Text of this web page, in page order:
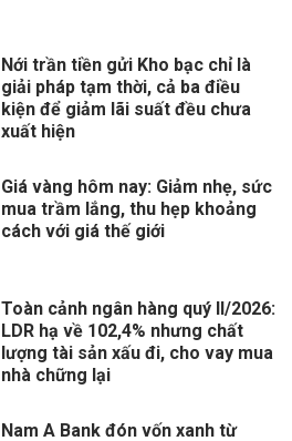
Nới trần tiền gửi Kho bạc chỉ là
giải pháp tạm thời, cả ba điều
kiện để giảm lãi suất đều chưa
xuất hiện
Giá vàng hôm nay: Giảm nhẹ, sức
mua trầm lắng, thu hẹp khoảng
cách với giá thế giới
Toàn cảnh ngân hàng quý II/2026:
LDR hạ về 102,4% nhưng chất
lượng tài sản xấu đi, cho vay mua
nhà chững lại
Nam A Bank đón vốn xanh từ